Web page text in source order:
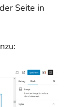
Seite in